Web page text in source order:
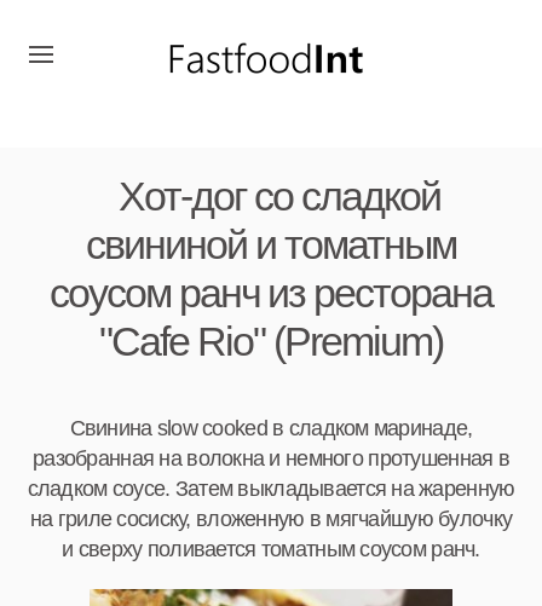
Хот-дог со сладкой
свининой и томатным
соусом ранч из ресторана
"Cafe Rio" (Premium)
Свинина slow cooked в сладком маринаде,
разобранная на волокна и немного протушенная в
сладком соусе. Затем выкладывается на жаренную
на гриле сосиску, вложенную в мягчайшую булочку
и сверху поливается томатным соусом ранч.